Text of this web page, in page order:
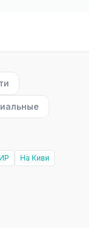
На Киви